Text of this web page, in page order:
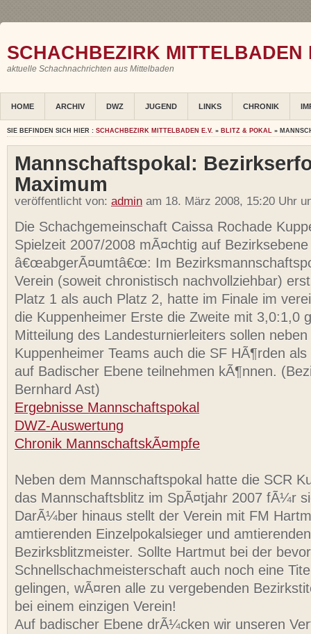
SCHACHBEZIRK MITTELBADEN
aktuelle Schachnachrichten aus Mittelbaden
HOME ARCHIV DWZ JUGEND LINKS CHRONIK
SIE BEFINDEN SICH HIER : SCHACHBEZIRK MITTELBADEN E.V. » BLITZ & POKAL »
Mannschaftspokal:
Maximum
veröffentlicht von: admin am 18. März 2008, 15:20 Uhr
Die Schachgemeinschaft Caissa Rochade
Spielzeit 2007/2008 mÃ¤chtig auf Bezirksebene
â€œabgerÃ¤umtâ€œ: Im
Verein (soweit chronistisch nachvollziehbar)
Platz 1 als auch Platz 2, hatte im Finale im
die Kuppenheimer Erste die Zweite mit 3,0:1,0
Mitteilung des Landesturnierleiters sollen
Kuppenheimer Teams auch die SF HÃ¶rden
auf Badischer Ebene teilnehmen kÃ¶nnen.
Bernhard Ast)
Ergebnisse Mannschaftspokal
DWZ-Auswertung
Chronik MannschaftskÃ¤mpfe
Neben dem Mannschaftspokal hatte die SCR
das Mannschaftsblitz im SpÃ¤tjahr 2007 fÃ¼r
DarÃ¼ber hinaus stellt der Verein mit FM
amtierenden Einzelpokalsieger und amtierenden
Bezirksblitzmeister. Sollte Hartmut bei der
Schnellschachmeisterschaft auch noch eine
gelingen, wÃ¤ren alle zu vergebenden
bei einem einzigen Verein!
Auf badischer Ebene drÃ¼cken wir unseren